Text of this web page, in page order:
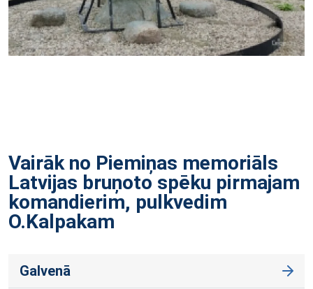
Vairāk no Piemiņas memoriāls
Latvijas bruņoto spēku pirmajam
komandierim, pulkvedim
O.Kalpakam
Galvenā